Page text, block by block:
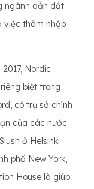
ngành dẫn dắt
việc thâm nhập
Nordic
biệt trong
có trụ sở chính
của các nước
ở Helsinki
phố New York,
House là giúp